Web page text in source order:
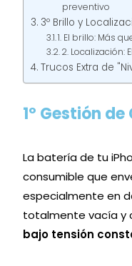
preventivo
3º Brillo y
1. El brillo: Más
2. Localización:
Trucos Extra de
1º Gestión
La batería de tu
consumible que
especialmente en
totalmente vacía y
bajo tensión